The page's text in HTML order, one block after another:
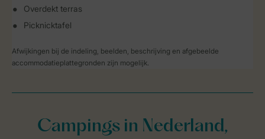
Overdekt terras
Picknicktafel
Afwijkingen bij de indeling, beelden, beschrijving en afgebeelde
accommodatieplattegronden zijn mogelijk.
Campings in Nederland,